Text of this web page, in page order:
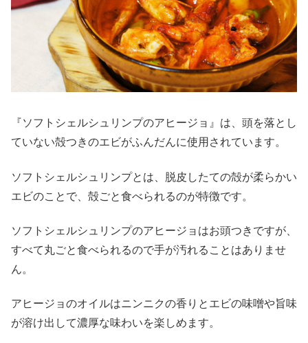
『ソフトシェルシュリンプのアヒージョ』は、頭を落とし
ていない殻つきのエビがふんだんに使用されています。
ソフトシェルシュリンプとは、脱皮したての殻が柔らかい
エビのことで、殻ごと食べられるのが特徴です。
ソフトシェルシュリンプのアヒージョはお頭つきですが、
すべて丸ごと食べられるので手が汚れることはありませ
ん。
アヒージョのオイルはニンニクの香りとエビの味噌や旨味
が溶け出して濃厚な味わいを楽しめます。